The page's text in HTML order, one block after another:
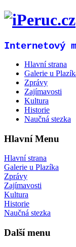
Internetový
Hlavní strana
Galerie u
Zprávy
Zajímavosti
Kultura
Historie
Naučná stezka
Hlavní Menu
Hlavní strana
Galerie u Plazíka
Zprávy
Zajímavosti
Kultura
Historie
Naučná stezka
Další menu